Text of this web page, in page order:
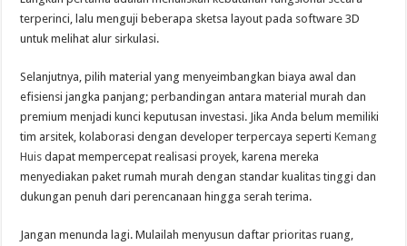
terperinci, lalu menguji beberapa sketsa layout pada software 3D
untuk melihat alur sirkulasi.
Selanjutnya, pilih material yang menyeimbangkan biaya awal dan
efisiensi jangka panjang; perbandingan antara material murah dan
premium menjadi kunci keputusan investasi. Jika Anda belum memiliki
tim arsitek, kolaborasi dengan developer terpercaya sepertiKemang
Huis dapat mempercepat realisasi proyek, karena mereka
menyediakan paket rumah murah dengan standar kualitas tinggi dan
dukungan penuh dari perencanaan hingga serah terima.
Jangan menunda lagi. Mulailah menyusun daftar prioritas ruang,